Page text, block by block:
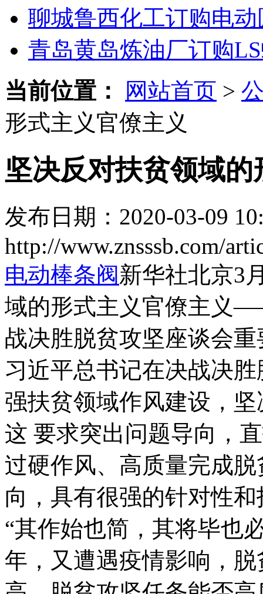
聊城鲁西化工订购电
青岛黄岛炼油厂订购
当前位置：
网站首页 >
形式主义官僚主义
坚决反对扶贫领域
发布日期：2020-03-09
http://www.znsssb.com/
电动棒条阀新华社北京3
域的形式主义官僚主义
战决胜脱贫攻坚座谈会重
习近平总书记在决战决
强扶贫领域作风建设，
这 要求突出问题导向，
过硬作风、高质量完成
向，具有很强的针对性
“其作始也简，其将毕也
年，又遭遇疫情影响，